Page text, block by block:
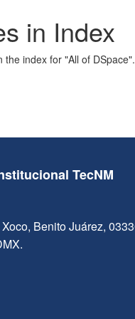
in Index
index for "All of DSpace".
TecNM
Benito Juárez,